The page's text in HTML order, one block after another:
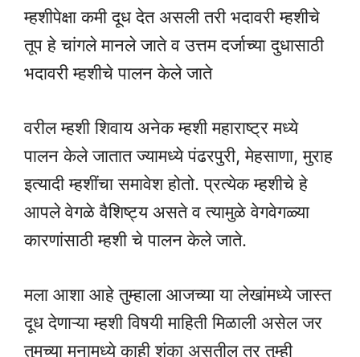
म्हशीपेक्षा कमी दूध देत असली तरी भदावरी म्हशीचे
तूप हे चांगले मानले जाते व उत्तम दर्जाच्या दुधासाठी
भदावरी म्हशीचे पालन केले जाते
वरील म्हशी शिवाय अनेक म्हशी महाराष्ट्र मध्ये
पालन केले जातात ज्यामध्ये पंढरपुरी, मेहसाणा, मुराह
इत्यादी म्हशींचा समावेश होतो. प्रत्येक म्हशीचे हे
आपले वेगळे वैशिष्ट्य असते व त्यामुळे वेगवेगळ्या
कारणांसाठी म्हशी चे पालन केले जाते.
मला आशा आहे तुम्हाला आजच्या या लेखांमध्ये जास्त
दूध देणाऱ्या म्हशी विषयी माहिती मिळाली असेल जर
तुमच्या मनामध्ये काही शंका असतील तर तुम्ही